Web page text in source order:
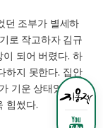
던 조부가 별세하
로 작고하자 김규
되어 버렸다. 하
하지 못한다. 집안
기운 상태였지만
힘썼다.